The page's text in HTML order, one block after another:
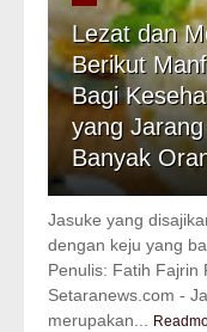
Lezat dan
Berikut
Bagi
yang
Banyak
Jasuke yang
dengan keju yang
Penulis: Fatih Fajrin
Setaranews.com -
merupakan...